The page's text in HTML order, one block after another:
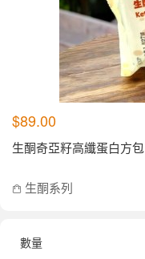
$89.00
生酮奇亞籽高纖蛋白方包
生酮系列
數量